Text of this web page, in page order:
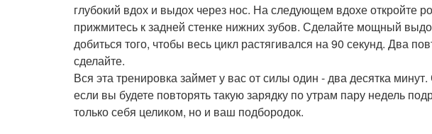
глубокий вдох и выдох через нос. На следующем вдохе откройте
прижмитесь к задней стенке нижних зубов. Сделайте мощный
добиться того, чтобы весь цикл растягивался на 90 секунд. Два
сделайте.
Вся эта тренировка займет у вас от силы один - два десятка
если вы будете повторять такую зарядку по утрам пару недель
только себя целиком, но и ваш подбородок.